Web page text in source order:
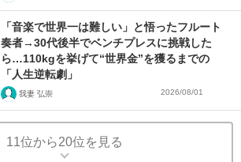
「音楽で世界一は難しい」と悟ったフルート
奏者→30代後半でベンチプレスに挑戦した
ら…110kgを挙げて“世界金”を獲るまでの
「人生逆転劇」
我妻 弘崇 2026/08/01
11位から20位を見る